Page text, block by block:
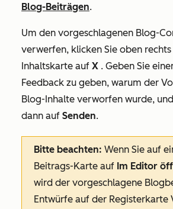
Blog-Beiträgen.
Um den vorgeschlagenen Blog-
verwerfen, klicken Sie oben
Inhaltskarte auf X . Geben Sie
Feedback zu geben, warum der
Blog-Inhalte verworfen wurde,
dann auf Senden.
Bitte beachten: Wenn Sie auf
Beitrags-Karte auf Im Editor
wird der vorgeschlagene
Entwürfe auf der Registerkarte